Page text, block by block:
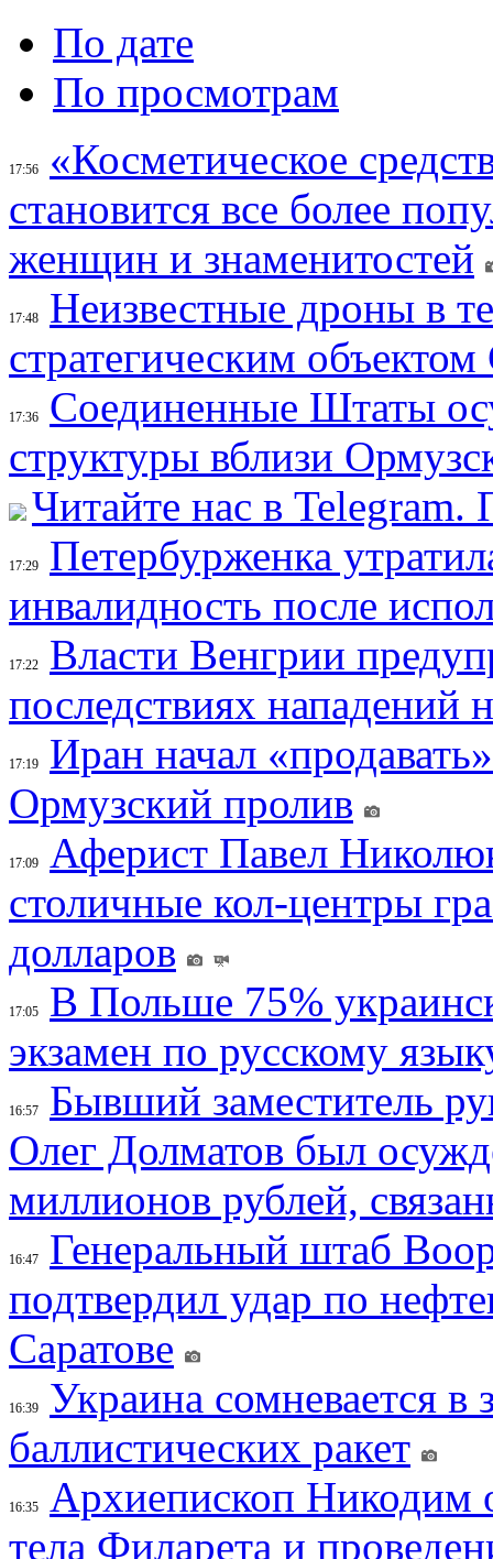
По дате
По просмотрам
17:56
«Косметическое
становится все более
женщин и знаменитостей
17:48
Неизвестные дроны в
стратегическим
17:36
Соединенные Штаты
структуры вблизи
Читайте нас в
17:29
Петербурженка
инвалидность после
17:22
Власти Венгрии
последствиях нападений
17:19
Иран начал
Ормузский пролив
17:09
Аферист Павел
столичные кол-центры
долларов
17:05
В Польше 75%
экзамен по русскому
16:57
Бывший заместитель
Олег Долматов был
миллионов рублей,
16:47
Генеральный штаб
подтвердил удар по
Саратове
16:39
Украина сомневается в
баллистических ракет
16:35
Архиепископ
тела Филарета и